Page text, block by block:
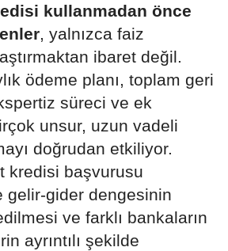
kullanmadan önce
, yalnızca faiz
ibaret değil.
ödeme planı, toplam geri
süreci ve ek
unsur, uzun vadeli
doğrudan etkiliyor.
kredisi başvurusu
gelir-gider dengesinin
ve farklı bankaların
ayrıntılı şekilde